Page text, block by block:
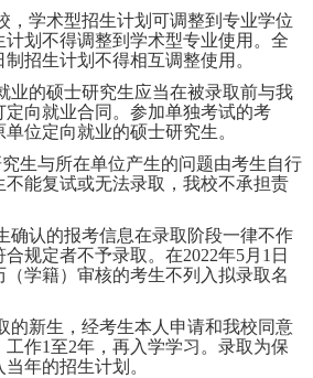
，学术型招生计划可调整到专业学位
划不得调整到学术型专业使用。全
招生计划不得相互调整使用。
业的硕士研究生应当在被录取前与我
向就业合同。参加单独考试的考
位定向就业的硕士研究生。
生与所在单位产生的问题由考生自行
能复试或无法录取，我校不承担责
确认的报考信息在录取阶段一律不作
规定者不予录取。在2022年5月 1 日
学籍）审核的考生不列入拟录取名
的新生，经考生本人申请和我校同意
工作1至2年，再入学学习。录取为保
年的招生计划。